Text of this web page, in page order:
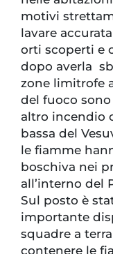
motivi
lavare
orti scoperti e
dopo averla
zone limitrofe
del fuoco
altro incendio
bassa del
le fiamme
boschiva nei
all’interno del
Sul posto è
importante
squadre a
contenere le